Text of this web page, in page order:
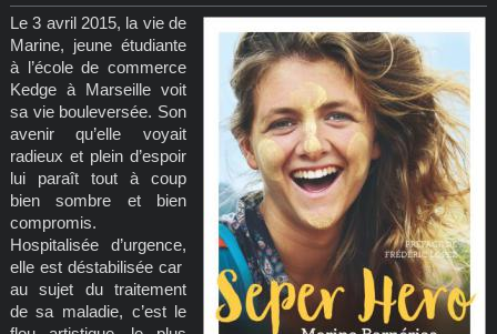
Le 3 avril 2015, la vie de
Marine, jeune étudiante
à l’école de commerce
Kedge à Marseille voit
sa vie bouleversée. Son
avenir qu’elle voyait
radieux et plein d’espoir
lui paraît tout à coup
bien sombre et bien
compromis.
Hospitalisée d’urgence,
elle est déstabilisée car
au sujet du traitement
de sa maladie, c’est le